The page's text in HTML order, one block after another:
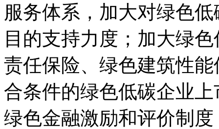
服务体系，加大对绿色
目的支持力度；加大绿
责任保险、绿色建筑性
合条件的绿色低碳企业
绿色金融激励和评价制